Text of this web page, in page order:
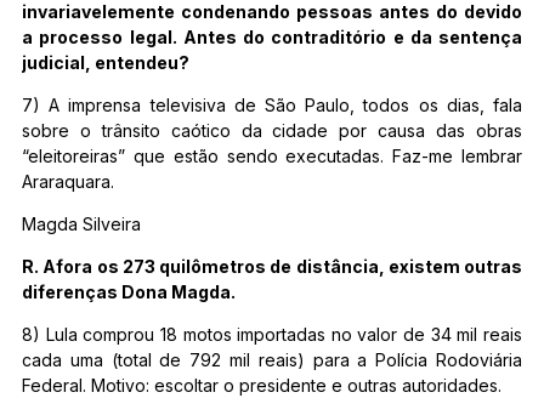
invariavelemente condenando pessoas antes do devido
a processo legal. Antes do contraditório e da sentença
judicial, entendeu?
7) A imprensa televisiva de São Paulo, todos os dias, fala
sobre o trânsito caótico da cidade por causa das obras
“eleitoreiras” que estão sendo executadas. Faz-me lembrar
Araraquara.
Magda Silveira
R. Afora os 273 quilômetros de distância, existem outras
diferenças Dona Magda.
8) Lula comprou 18 motos importadas no valor de 34 mil reais
cada uma (total de 792 mil reais) para a Polícia Rodoviária
Federal. Motivo: escoltar o presidente e outras autoridades.